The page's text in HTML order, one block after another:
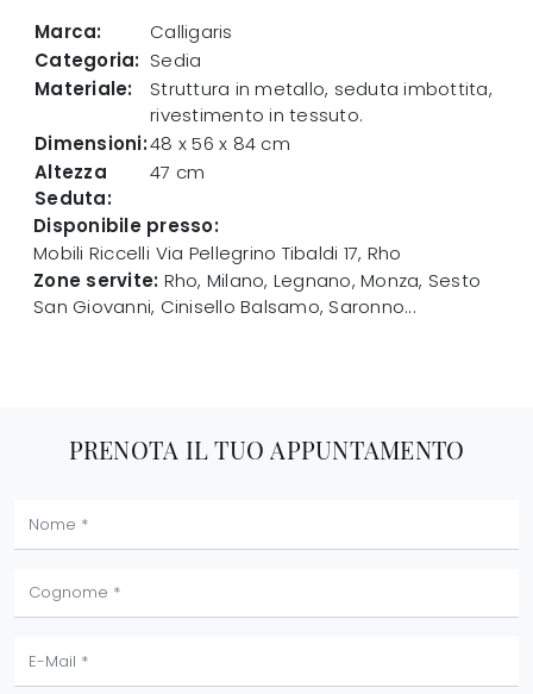
Marca:
Calligaris
Categoria: Sedia
Materiale:
Struttura in metallo, seduta imbottita,
rivestimento in tessuto.
Dimensioni:48 x 56 x 84 cm
Altezza
Seduta:
47 cm
Disponibile presso:
Mobili Riccelli Via Pellegrino Tibaldi 17, Rho
Zone servite: Rho, Milano, Legnano, Monza, Sesto
San Giovanni, Cinisello Balsamo, Saronno...
PRENOTA IL TUO APPUNTAMENTO